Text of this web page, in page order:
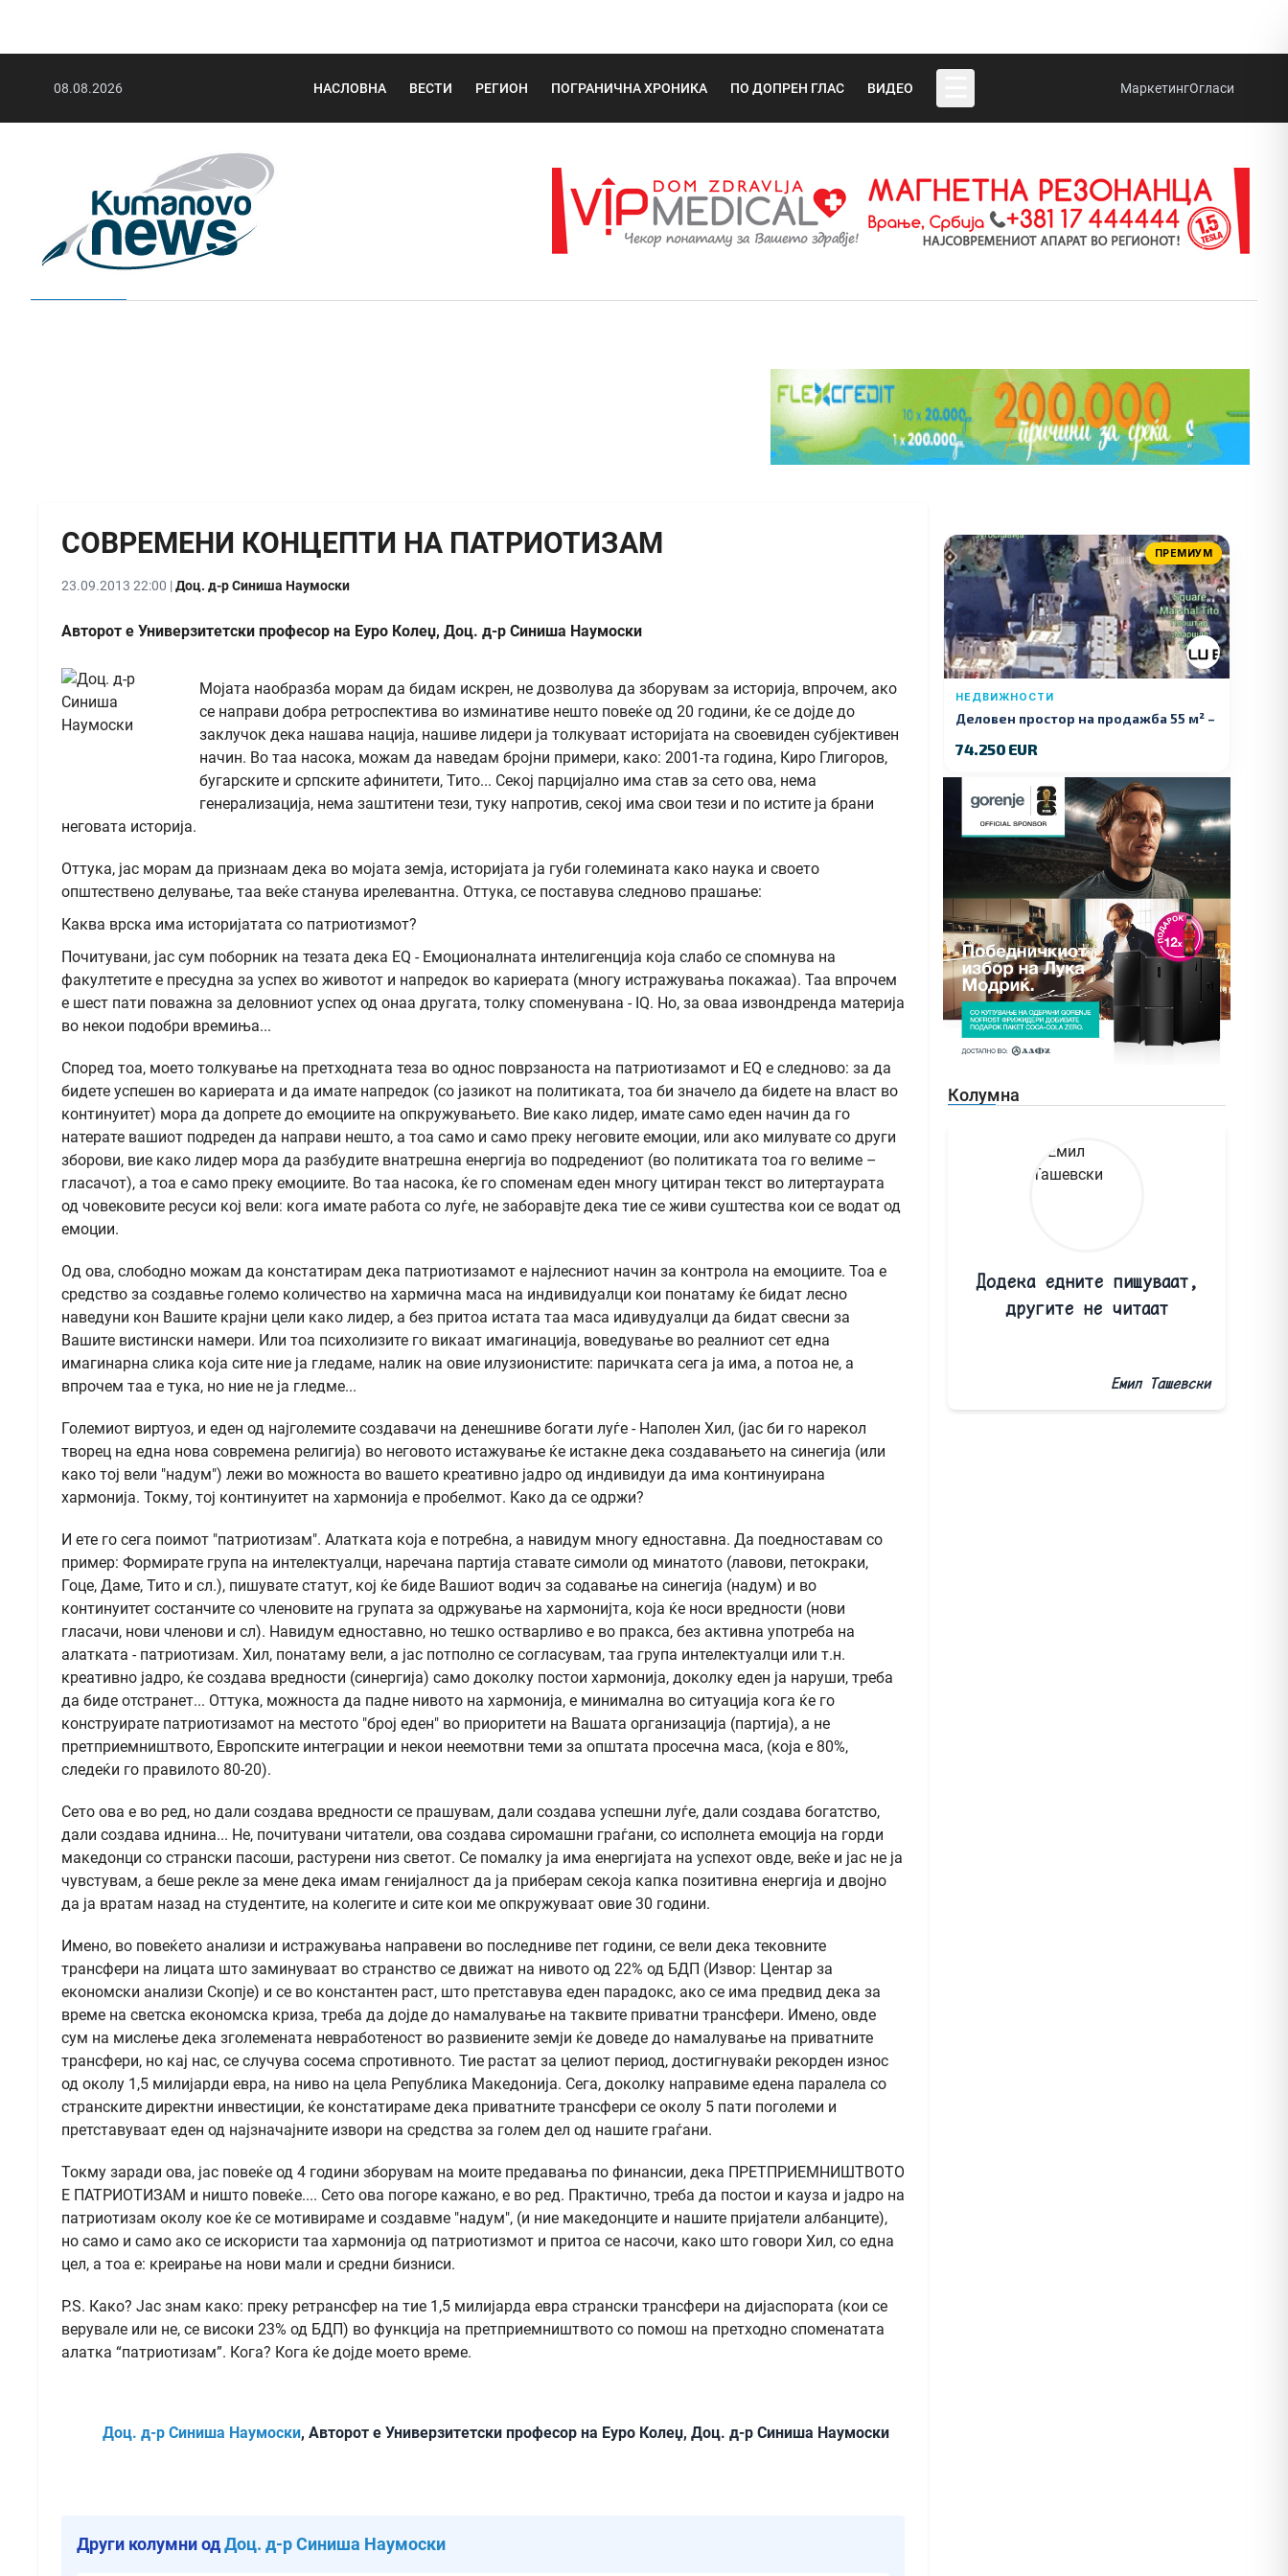
08.08.2026 НАСЛОВНА ВЕСТИ РЕГИОН ПОГРАНИЧНА ХРОНИКА ПО ДОПРЕН ГЛАС ВИДЕО МаркетингОгласи
СОВРЕМЕНИ КОНЦЕПТИ НА ПАТРИОТИЗАМ
23.09.2013 22:00 |Доц. д-р Синиша Наумоски
Авторот е Универзитетски професор на Еуро Колеџ, Доц. д-р Синиша Наумоски
Мојата наобразба морам да бидам искрен, не дозволува да зборувам за историја, впрочем, ако
се направи добра ретроспектива во изминативе нешто повеќе од 20 години, ќе се дојде до
заклучок дека нашава нација, нашиве лидери ја толкуваат историјата на своевиден субјективен
начин. Во таа насока, можам да наведам бројни примери, како: 2001-та година, Киро Глигоров,
бугарските и српските афинитети, Тито... Секој парцијално има став за сето ова, нема
генерализација, нема заштитени тези, туку напротив, секој има свои тези и по истите ја брани
неговата историја.
Оттука, јас морам да признаам дека во мојата земја, историјата ја губи големината како наука и своето
општествено делување, таа веќе станува ирелевантна. Оттука, се поставува следново прашање:
Каква врска има историјатата со патриотизмот?
Почитувани, јас сум поборник на тезата дека ЕQ - Емоционалната интелигенција која слабо се спомнува на
факултетите е пресудна за успех во животот и напредок во кариерата (многу истражувања покажаа). Taa впрочем
е шест пати поважна за деловниот успех од онаа другата, толку споменувана - IQ. Но, за оваа извондренда материја
во некои подобри времиња...
Според тоа, моето толкување на претходната теза во однос поврзаноста на патриотизамот и ЕQ е следново: за да
бидете успешен во кариерата и да имате напредок (со јазикот на политиката, тоа би значело да бидете на власт во
континуитет) мора да допрете до емоциите на опкружувањето. Вие како лидер, имате само еден начин да го
натерате вашиот подреден да направи нешто, а тоа само и само преку неговите емоции, или ако милувате со други
зборови, вие како лидер мора да разбудите внатрешна енергија во подрeдениот (во политиката тоа го велиме –
гласачот), а тоа е само преку емоциите. Во таа насока, ќе го споменам еден многу цитиран текст во литертаурата
од човековите ресуси кој вели: кога имате работа со луѓе, не заборавјте дека тие се живи суштества кои се водат од
емоции.
Од ова, слободно можам да констатирам дека патриотизамот е најлесниот начин за контрола на емоциите. Тоа е
средство за создавње големо количество на хармична маса на индивидуалци кои понатаму ќе бидат лесно
наведуни кон Вашите крајни цели како лидер, а без притоа истата таа маса идивудуалци да бидат свесни за
Вашите вистински намери. Или тоа психолизите го викаат имагинација, воведување во реалниот сет една
имагинарна слика која сите ние ја гледаме, налик на овие илузионистите: паричката сега ја има, а потоа не, а
впрочем таа е тука, но ние не ја гледме...
Големиот виртуоз, и еден од најголемите создавачи на денешниве богати луѓе - Наполен Хил, (јас би го нарекол
творец на една нова современа религија) во неговото истажување ќе истакне дека создавањето на синегија (или
како тој вели "надум") лежи во можноста во вашето креативно јадро од индивидуи да има континуирана
хармонија. Токму, тој континуитет на хармонија е пробелмот. Како да се одржи?
И ете го сега поимот ″патриотизам". Алатката која е потребна, а навидум многу едноставна. Да поедноставам со
пример: Формирате група на интелектуалци, наречана партија ставате симоли од минатото (лавови, петокраки,
Гоце, Даме, Тито и сл.), пишувате статут, кој ќе биде Вашиот водич за содавање на синегија (надум) и во
континуитет состанчите со членовите на групата за одржување на хармонијта, која ќе носи вредности (нови
гласачи, нови членови и сл). Навидум едноставно, но тешко остварливо е во пракса, без активна употреба на
алатката - патриотизам. Хил, понатаму вели, а јас потполно се согласувам, таа група интелектуалци или т.н.
креативно јадро, ќе создава вредности (синергија) само доколку постои хармонија, доколку еден ја наруши, треба
да биде отстранет... Оттука, можноста да падне нивото на хармонија, е минимална во ситуација кога ќе го
конструирате патриотизамот на местото ″број еден″ во приоритети на Вашата организација (партија), а не
претприемништвото, Европските интеграции и некои неемотвни теми за општата просечна маса, (која е 80%,
следеќи го правилото 80-20).
Сето ова е во ред, но дали создава вредности се прашувам, дали создава успешни луѓе, дали создава богатство,
дали создава иднина... Не, почитувани читатели, ова создава сиромашни граѓани, со исполнета емоција на горди
македонци со странски пасоши, растурени низ светот. Се помалку ја има енергијата на успехот овде, веќе и јас не ја
чувстувам, а беше рекле за мене дека имам генијалност да ја приберам секоја капка позитивна енергија и двојно
да ја вратам назад на студентите, на колегите и сите кои ме опкружуваат овие 30 години.
Имено, во повеќето анализи и истражувања направени во последниве пет години, се вели дека тековните
трансфери на лицата што заминуваат во странство се движат на нивото од 22% од БДП (Извор: Центар за
економски анализи Скопје) и се во константен раст, што претставува еден парадокс, ако се има предвид дека за
време на светска економска криза, треба да дојде до намалување на таквите приватни трансфери. Имено, овде
сум на мислење дека зголемената невработеност во развиените земји ќе доведе до намалување на приватните
трансфери, но кај нас, се случува сосема спротивното. Тие растат за целиот период, достигнуваќи рекорден износ
од околу 1,5 милијарди евра, на ниво на цела Република Македонија. Сега, доколку направиме едена паралела со
странските директни инвестиции, ќе констатираме дека приватните трансфери се околу 5 пати поголеми и
претставуваат еден од најзначајните извори на средства за голем дел од нашите граѓани.
Токму заради ова, јас повеќе од 4 години зборувам на моите предавања по финансии, дека ПРЕТПРИЕМНИШТВОТО
Е ПАТРИОТИЗАМ и ништо повеќе.... Сето ова погоре кажано, е во ред. Практично, треба да постои и кауза и јадро на
патриотизам околу кое ќе се мотивираме и создавме "надум", (и ние македонците и нашите пријатели албанците),
но само и само ако се искористи таа хармонија од патриотизмот и притоа се насочи, како што говори Хил, со една
цел, а тоа е: креирање на нови мали и средни бизниси.
P.S. Како? Јас знам како: преку ретрансфер на тие 1,5 милијарда евра странски трансфери на дијаспората (кои се
верувале или не, се високи 23% од БДП) во функција на претприемништвото со помош на претходно споменатата
алатка “патриотизам”. Кога? Кога ќе дојде моето време.
Доц. д-р Синиша Наумоски, Авторот е Универзитетски професор на Еуро Колеџ, Доц. д-р Синиша Наумоски
Други колумни одДоц. д-р Синиша Наумоски
ПРЕМИУМ
НЕДВИЖНОСТИ
Деловен простор на продажба 55 м² –
74.250 EUR
Колумна
Додека едните пишуваат,
другите не читаат
Емил Ташевски